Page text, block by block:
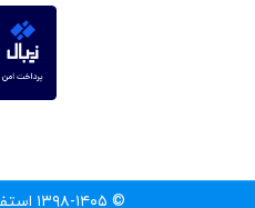
© ۱۳۹۸-۱۴۰۵ استفاده از مطالب سایت تنها با درج لینک مستقیم به آن مطلب مجاز است.‌